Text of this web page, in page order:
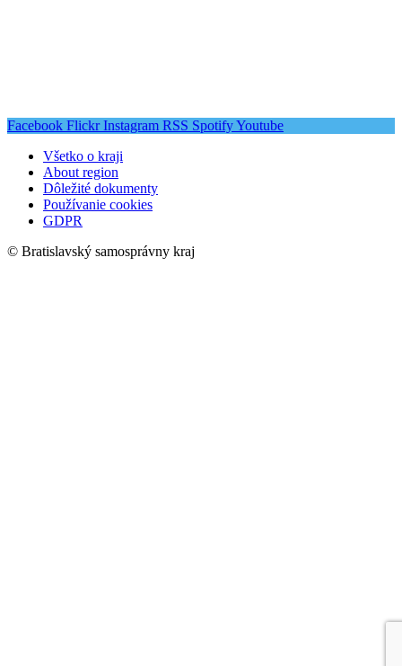
Facebook Flickr Instagram RSS SpotifyYoutube
Všetko o kraji
About region
Dôležité dokumenty
Používanie cookies
GDPR
© Bratislavský samosprávny kraj